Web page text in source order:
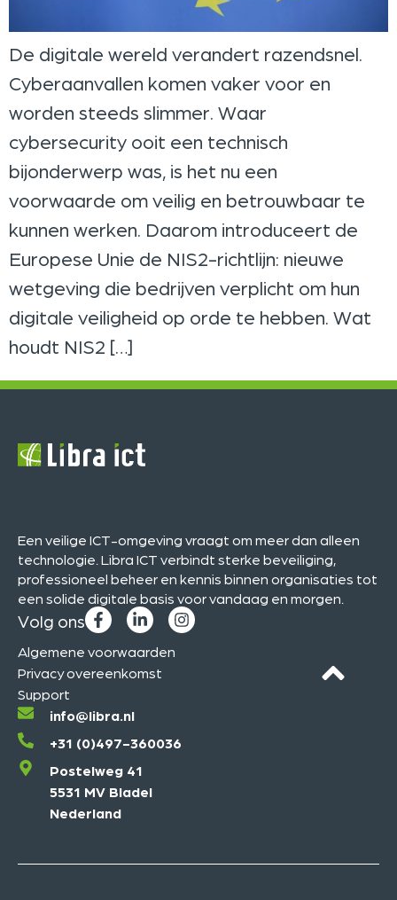
De digitale wereld verandert razendsnel.
Cyberaanvallen komen vaker voor en
worden steeds slimmer. Waar
cybersecurity ooit een technisch
bijonderwerp was, is het nu een
voorwaarde om veilig en betrouwbaar te
kunnen werken. Daarom introduceert de
Europese Unie de NIS2-richtlijn: nieuwe
wetgeving die bedrijven verplicht om hun
digitale veiligheid op orde te hebben. Wat
houdt NIS2 […]
Een veilige ICT-omgeving vraagt om meer dan alleen
technologie. Libra ICT verbindt sterke beveiliging,
professioneel beheer en kennis binnen organisaties tot
een solide digitale basis voor vandaag en morgen.
Volg ons
Algemene voorwaarden
Privacy overeenkomst
Support
info@libra.nl
+31 (0)497-360036
Postelweg 41
5531 MV Bladel
Nederland